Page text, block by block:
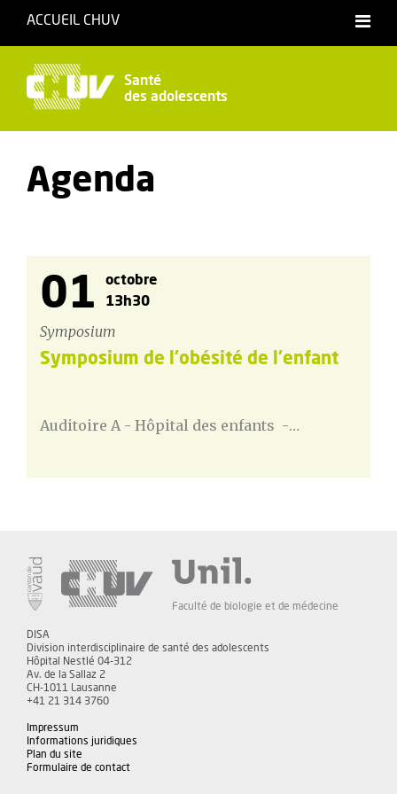
ACCUEIL CHUV
Santé
des adolescents
Agenda
01
octobre
13h30
Symposium
Symposium de l'obésité de l'enfant
Auditoire A - Hôpital des enfants -…
Faculté de biologie et de médecine
DISA
Division interdisciplinaire de santé des adolescents
Hôpital Nestlé 04-312
Av. de la Sallaz 2
CH-1011 Lausanne
+41 21 314 3760
Impressum
Informations juridiques
Plan du site
Formulaire de contact